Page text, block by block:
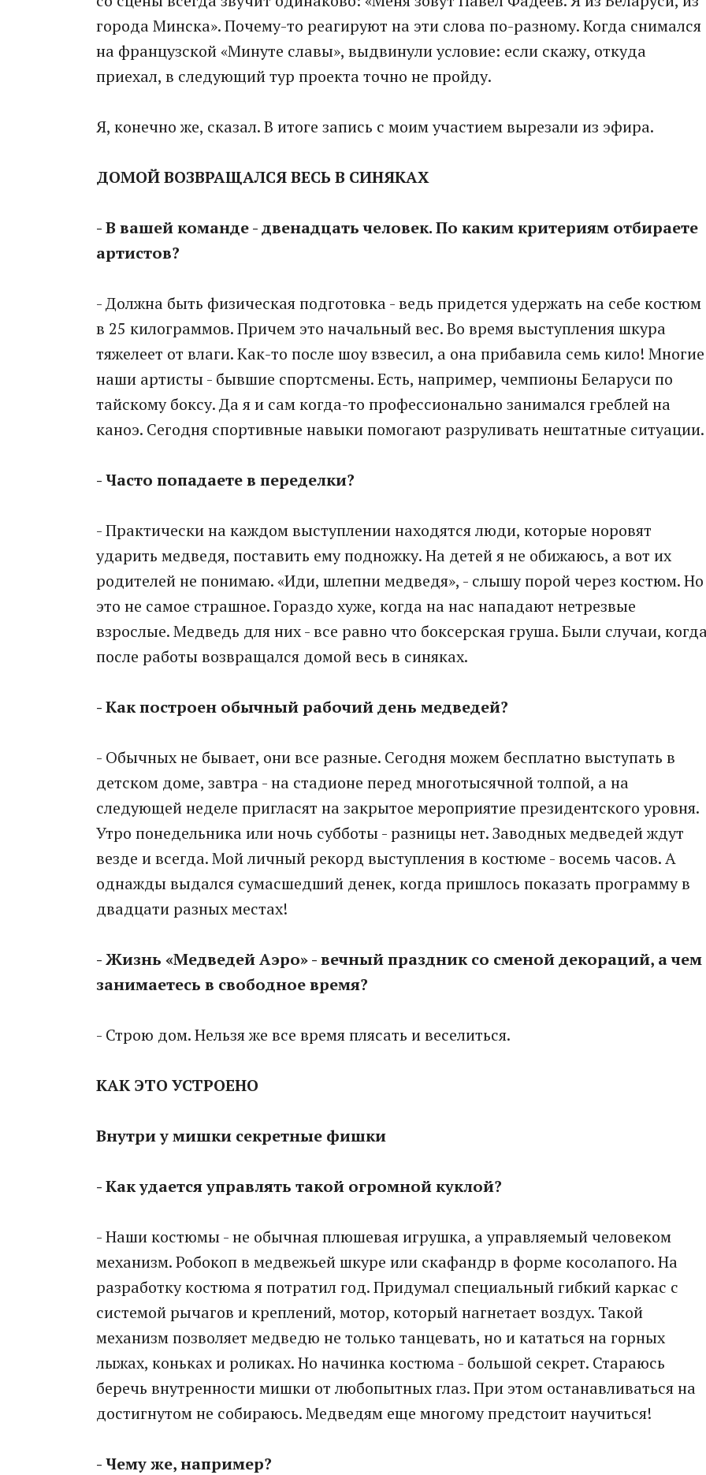
города Минска». Почему-то реагируют на эти слова по-разному. Когда снимался
на французской «Минуте славы», выдвинули условие: если скажу, откуда
приехал, в следующий тур проекта точно не пройду.
Я, конечно же, сказал. В итоге запись с моим участием вырезали из эфира.
ДОМОЙ ВОЗВРАЩАЛСЯ ВЕСЬ В СИНЯКАХ
- В вашей команде - двенадцать человек. По каким критериям отбираете
артистов?
- Должна быть физическая подготовка - ведь придется удержать на себе костюм
в 25 килограммов. Причем это начальный вес. Во время выступления шкура
тяжелеет от влаги. Как-то после шоу взвесил, а она прибавила семь кило! Многие
наши артисты - бывшие спортсмены. Есть, например, чемпионы Беларуси по
тайскому боксу. Да я и сам когда-то профессионально занимался греблей на
каноэ. Сегодня спортивные навыки помогают разруливать нештатные ситуации.
- Часто попадаете в переделки?
- Практически на каждом выступлении находятся люди, которые норовят
ударить медведя, поставить ему подножку. На детей я не обижаюсь, а вот их
родителей не понимаю. «Иди, шлепни медведя», - слышу порой через костюм. Но
это не самое страшное. Гораздо хуже, когда на нас нападают нетрезвые
взрослые. Медведь для них - все равно что боксерская груша. Были случаи,
после работы возвращался домой весь в синяках.
- Как построен обычный рабочий день медведей?
- Обычных не бывает, они все разные. Сегодня можем бесплатно выступать в
детском доме, завтра - на стадионе перед многотысячной толпой, а на
следующей неделе пригласят на закрытое мероприятие президентского уровня.
Утро понедельника или ночь субботы - разницы нет. Заводных медведей ждут
везде и всегда. Мой личный рекорд выступления в костюме - восемь часов. А
однажды выдался сумасшедший денек, когда пришлось показать программу в
двадцати разных местах!
- Жизнь «Медведей Аэро» - вечный праздник со сменой декораций, а чем
занимаетесь в свободное время?
- Строю дом. Нельзя же все время плясать и веселиться.
КАК ЭТО УСТРОЕНО
Внутри у мишки секретные фишки
- Как удается управлять такой огромной куклой?
- Наши костюмы - не обычная плюшевая игрушка, а управляемый человеком
механизм. Робокоп в медвежьей шкуре или скафандр в форме косолапого. На
разработку костюма я потратил год. Придумал специальный гибкий каркас с
системой рычагов и креплений, мотор, который нагнетает воздух. Такой
механизм позволяет медведю не только танцевать, но и кататься на горных
лыжах, коньках и роликах. Но начинка костюма - большой секрет. Стараюсь
беречь внутренности мишки от любопытных глаз. При этом останавливаться на
достигнутом не собираюсь. Медведям еще многому предстоит научиться!
- Чему же, например?